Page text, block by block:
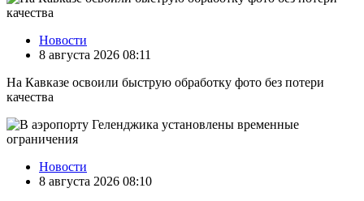
Новости
8 августа 2026 08:11
На Кавказе освоили быструю обработку фото без потери
качества
Новости
8 августа 2026 08:10